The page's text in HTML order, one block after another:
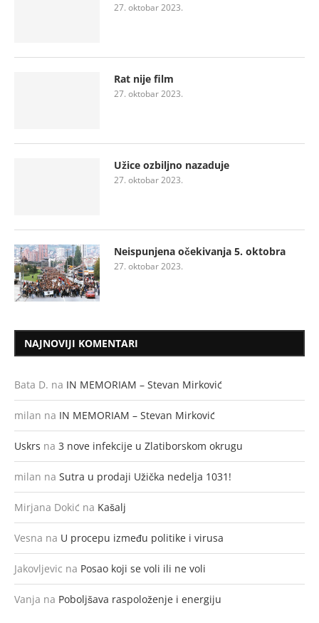
27. oktobar 2023.
Rat nije film
27. oktobar 2023.
Užice ozbiljno nazaduje
27. oktobar 2023.
Neispunjena očekivanja 5. oktobra
27. oktobar 2023.
NAJNOVIJI KOMENTARI
Bata D. na IN MEMORIAM – Stevan Mirković
milan na IN MEMORIAM – Stevan Mirković
Uskrs na 3 nove infekcije u Zlatiborskom okrugu
milan na Sutra u prodaji Užička nedelja 1031!
Mirjana Dokić na Kašalj
Vesna na U procepu između politike i virusa
Jakovljevic na Posao koji se voli ili ne voli
Vanja na Poboljšava raspoloženje i energiju